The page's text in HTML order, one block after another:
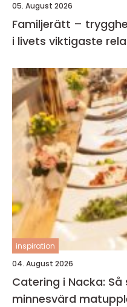
05. August 2026
Familjerätt –
i livets viktigaste
inspiration
04. August 2026
Catering i Nacka:
minnesvärd